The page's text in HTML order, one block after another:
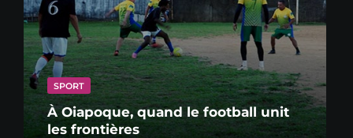
SPORT
À Oiapoque, quand le football unit
les frontières